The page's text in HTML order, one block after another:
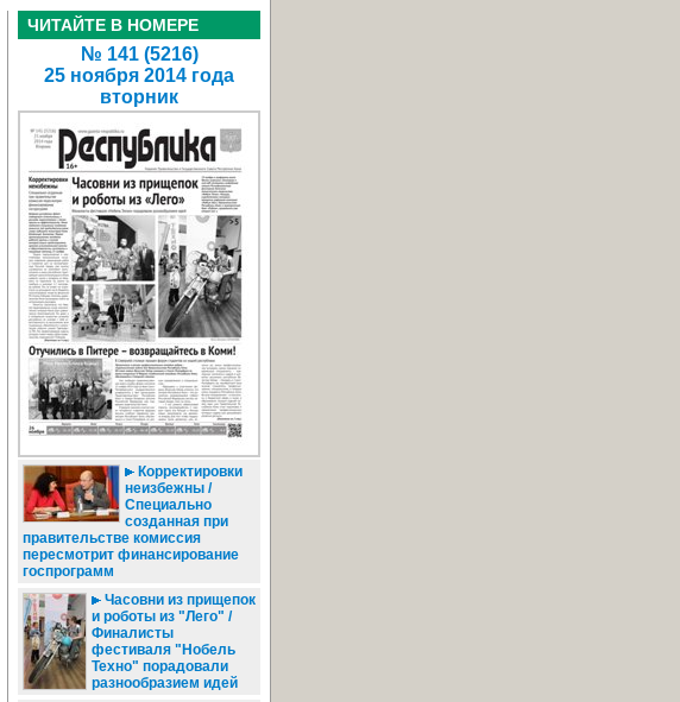
ЧИТАЙТЕ В НОМЕРЕ
№ 141 (5216)
25 ноября 2014 года
вторник
Корректировки
неизбежны /
Специально
созданная при
правительстве комиссия
пересмотрит финансирование
госпрограмм
Часовни из прищепок
и роботы из "Лего" /
Финалисты
фестиваля "Нобель
Техно" порадовали
разнообразием идей